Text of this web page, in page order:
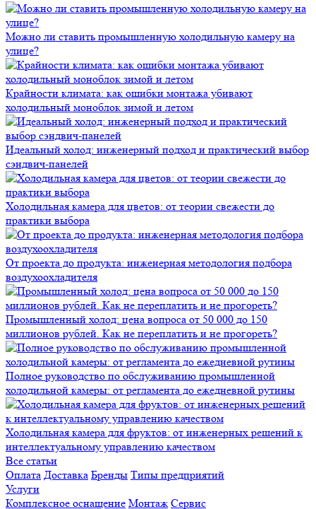
Можно ли ставить промышленную холодильную камеру на
улице?
Крайности климата: как ошибки монтажа убивают
холодильный моноблок зимой и летом
Идеальный холод: инженерный подход и практический выбор
сэндвич-панелей
Холодильная камера для цветов: от теории свежести до
практики выбора
От проекта до продукта: инженерная методология подбора
воздухоохладителя
Промышленный холод: цена вопроса от 50 000 до 150
миллионов рублей. Как не переплатить и не прогореть?
Полное руководство по обслуживанию промышленной
холодильной камеры: от регламента до ежедневной рутины
Холодильная камера для фруктов: от инженерных решений к
интеллектуальному управлению качеством
Все статьи
Оплата Доставка Бренды Типы предприятий
Услуги
Комплексное оснащение Монтаж Сервис